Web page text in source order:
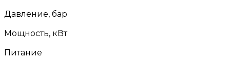
Давление, бар
Мощность, кВт
Питание